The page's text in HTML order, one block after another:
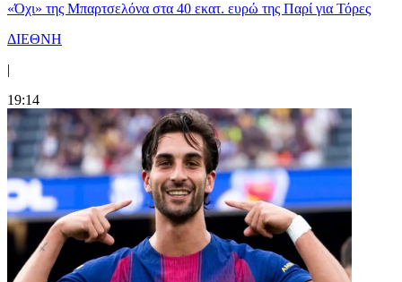
«Όχι» της Μπαρτσελόνα στα 40 εκατ. ευρώ της Παρί για Τόρες
ΔΙΕΘΝΗ
|
19:14